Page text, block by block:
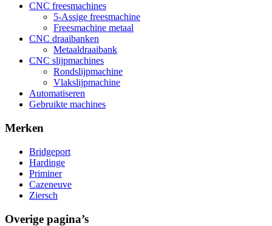
CNC freesmachines
5-Assige freesmachine
Freesmachine metaal
CNC draaibanken
Metaaldraaibank
CNC slijpmachines
Rondslijpmachine
Vlakslijpmachine
Automatiseren
Gebruikte machines
Merken
Bridgeport
Hardinge
Priminer
Cazeneuve
Ziersch
Overige pagina’s